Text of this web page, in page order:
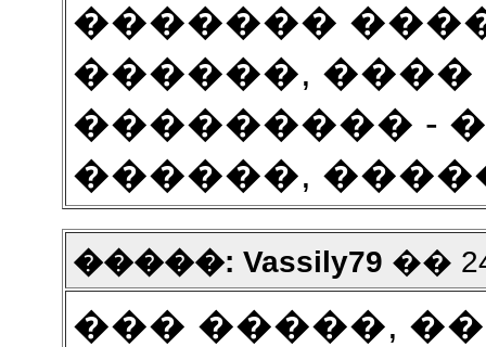
�������
������, ����
��������� -
������,
�����: Vassily79 ��
��� �����,